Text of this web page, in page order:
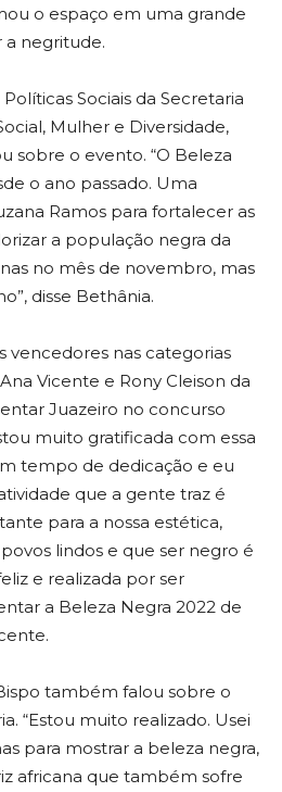
o espaço em uma grande
a negritude.
Sociais da Secretaria
Mulher e Diversidade,
sobre o evento. “O Beleza
o ano passado. Uma
Ramos para fortalecer as
a população negra da
no mês de novembro, mas
disse Bethânia.
vencedores nas categorias
Vicente e Rony Cleison da
Juazeiro no concurso
muito gratificada com essa
tempo de dedicação e eu
que a gente traz é
para a nossa estética,
lindos e que ser negro é
e realizada por ser
a Beleza Negra 2022 de
também falou sobre o
“Estou muito realizado. Usei
para mostrar a beleza negra,
africana que também sofre